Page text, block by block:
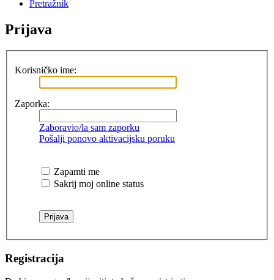
Pretražnik
Prijava
Korisničko ime:
Zaporka:
Zaboravio/la sam zaporku
Pošalji ponovo aktivacijsku poruku
Zapamti me
Sakrij moj online status
Registracija